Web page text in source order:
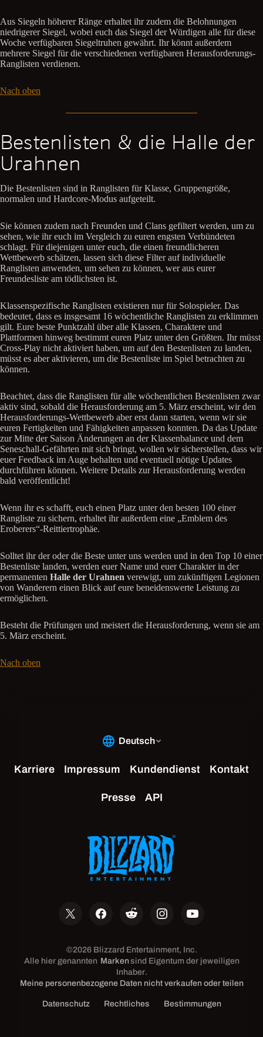
Aus Siegeln höherer Ränge erhaltet ihr zudem die Belohnungen
niedrigerer Siegel, wobei euch das Siegel der Würdigen alle für diese
Woche verfügbaren Siegeltruhen gewährt. Ihr könnt außerdem
mehrere Siegel für die verschiedenen verfügbaren Herausforderungs-
Ranglisten verdienen.
Nach oben
Bestenlisten & die Halle der
Urahnen
Die Bestenlisten sind in Ranglisten für Klasse, Gruppengröße,
normalen und Hardcore-Modus aufgeteilt.
Sie können zudem nach Freunden und Clans gefiltert werden, um zu
sehen, wie ihr euch im Vergleich zu euren engsten Verbündeten
schlagt. Für diejenigen unter euch, die einen freundlicheren
Wettbewerb schätzen, lassen sich diese Filter auf individuelle
Ranglisten anwenden, um sehen zu können, wer aus eurer
Freundesliste am tödlichsten ist.
Klassenspezifische Ranglisten existieren nur für Solospieler. Das
bedeutet, dass es insgesamt 16 wöchentliche Ranglisten zu erklimmen
gilt. Eure beste Punktzahl über alle Klassen, Charaktere und
Plattformen hinweg bestimmt euren Platz unter den Größten. Ihr müsst
Cross-Play nicht aktiviert haben, um auf den Bestenlisten zu landen,
müsst es aber aktivieren, um die Bestenliste im Spiel betrachten zu
können.
Beachtet, dass die Ranglisten für alle wöchentlichen Bestenlisten zwar
aktiv sind, sobald die Herausforderung am 5. März erscheint, wir den
Herausforderungs-Wettbewerb aber erst dann starten, wenn wir sie
euren Fertigkeiten und Fähigkeiten anpassen konnten. Da das Update
zur Mitte der Saison Änderungen an der Klassenbalance und dem
Seneschall-Gefährten mit sich bringt, wollen wir sicherstellen, dass wir
euer Feedback im Auge behalten und eventuell nötige Updates
durchführen können. Weitere Details zur Herausforderung werden
bald veröffentlicht!
Wenn ihr es schafft, euch einen Platz unter den besten 100 einer
Rangliste zu sichern, erhaltet ihr außerdem eine „Emblem des
Eroberers“-Reittiertrophäe.
Solltet ihr der oder die Beste unter uns werden und in den Top 10 einer
Bestenliste landen, werden euer Name und euer Charakter in der
permanenten Halle der Urahnen verewigt, um zukünftigen Legionen
von Wanderern einen Blick auf eure beneidenswerte Leistung zu
ermöglichen.
Besteht die Prüfungen und meistert die Herausforderung, wenn sie am
5. März erscheint.
Nach oben